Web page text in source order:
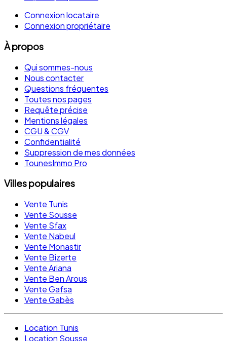
Connexion locataire
Connexion propriétaire
À propos
Qui sommes-nous
Nous contacter
Questions fréquentes
Toutes nos pages
Requête précise
Mentions légales
CGU & CGV
Confidentialité
Suppression de mes données
TounesImmo Pro
Villes populaires
Vente Tunis
Vente Sousse
Vente Sfax
Vente Nabeul
Vente Monastir
Vente Bizerte
Vente Ariana
Vente Ben Arous
Vente Gafsa
Vente Gabès
Location Tunis
Location Sousse